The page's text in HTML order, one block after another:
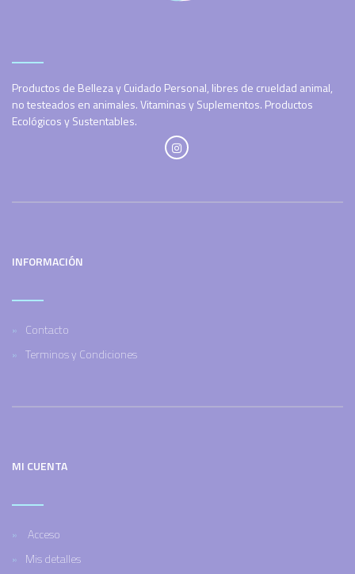
Productos de Belleza y Cuidado Personal, libres de crueldad animal,
no testeados en animales. Vitaminas y Suplementos. Productos
Ecológicos y Sustentables.
INFORMACIÓN
Contacto
Terminos y Condiciones
MI CUENTA
Acceso
Mis detalles